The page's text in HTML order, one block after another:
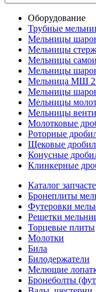
Оборудование
Трубные
Мельницы
Мельницы
Мельницы
Мельницы
Мельница МШ
Мельницы
Мельницы
Мельницы
Молотковые
Роторные
Щековые
Конусные
Клинкерные
Каталог
Бронеплиты
Футеровки
Решетки
Торцевые плиты
Молотки
Била
Билодержатели
Мелющие
Бронеболты